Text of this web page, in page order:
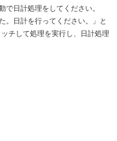
日計処理をしてください。​
。日計を行ってください。」と
チして処理を実行し、日計処理